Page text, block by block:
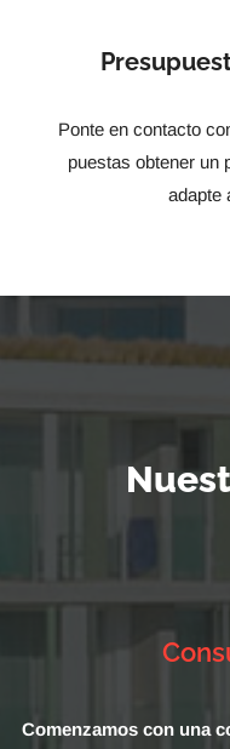
Ponte en contacto
puestas obtener un
adapte
Comenzamos con una